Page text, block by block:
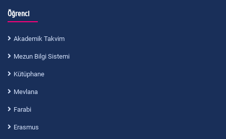
Öğrenci
Akademik Takvim
Mezun Bilgi Sistemi
Kütüphane
Mevlana
Farabi
Erasmus